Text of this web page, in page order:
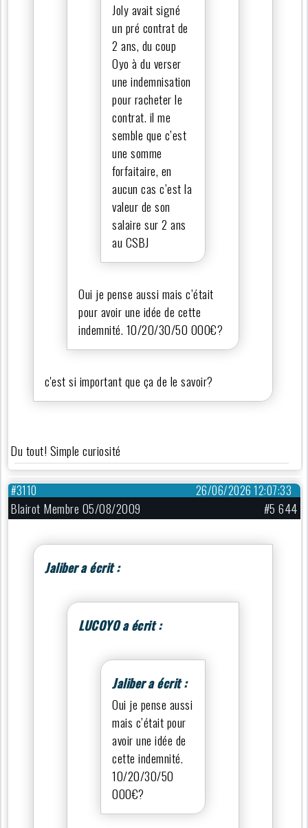
Joly avait signé
un pré contrat de
2 ans, du coup
Oyo à du verser
une indemnisation
pour racheter le
contrat. il me
semble que c’est
une somme
forfaitaire, en
aucun cas c’est la
valeur de son
salaire sur 2 ans
au CSBJ
Oui je pense aussi mais c’était
pour avoir une idée de cette
indemnité. 10/20/30/50 000€?
c'est si important que ça de le savoir?
Du tout! Simple curiosité
26/06/2026 12:07:33
#3110
Blairot Membre 05/08/2009 #5 644
Jaliber a écrit :
LUCOYO a écrit :
Jaliber a écrit :
Oui je pense aussi
mais c’était pour
avoir une idée de
cette indemnité.
10/20/30/50
000€?